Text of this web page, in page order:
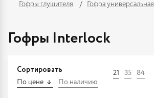
Гофры глушителя
Гофра универсальная
Гофры Interlock
Сортировать
По цене По наличию
21 35 84